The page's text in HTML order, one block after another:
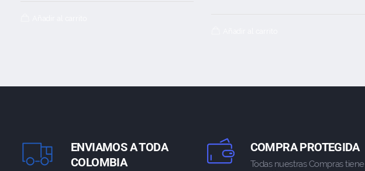
ENVIAMOS A TODA
COLOMBIA
COMPRA PROTEGIDA
Todas nuestras Compras tiene